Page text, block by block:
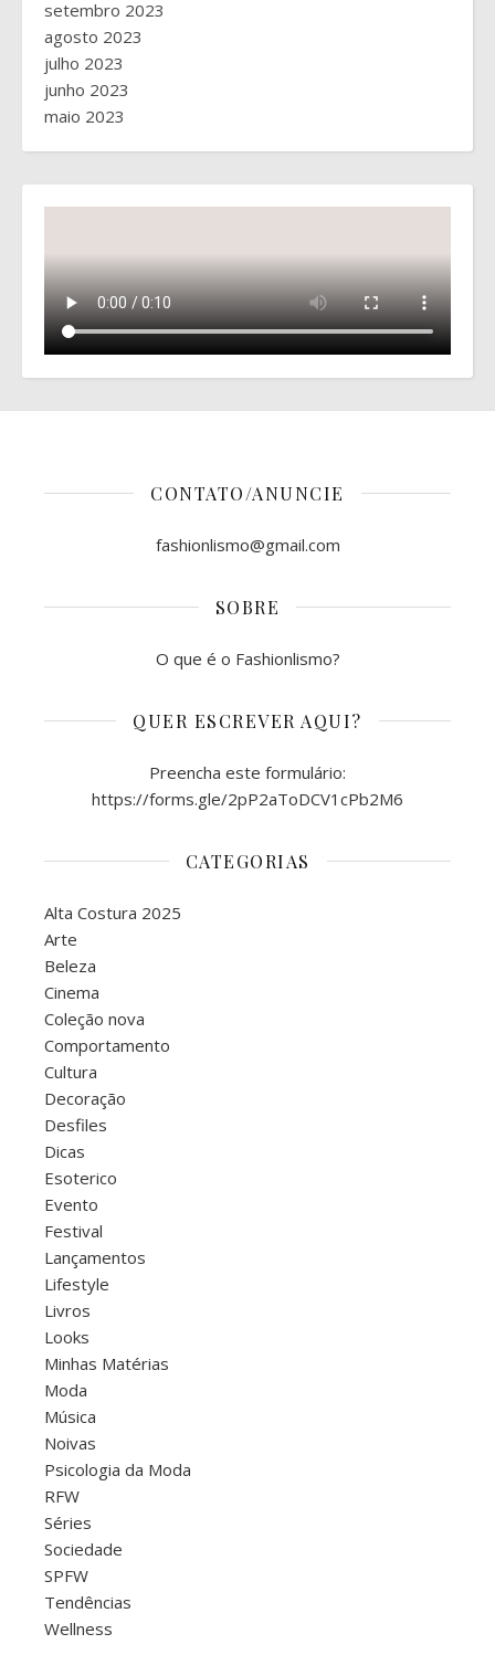
setembro 2023
agosto 2023
julho 2023
junho 2023
maio 2023
CONTATO/ANUNCIE
fashionlismo@gmail.com
SOBRE
O que é o Fashionlismo?
QUER ESCREVER AQUI?
Preencha este formulário:
https://forms.gle/2pP2aToDCV1cPb2M6
CATEGORIAS
Alta Costura 2025
Arte
Beleza
Cinema
Coleção nova
Comportamento
Cultura
Decoração
Desfiles
Dicas
Esoterico
Evento
Festival
Lançamentos
Lifestyle
Livros
Looks
Minhas Matérias
Moda
Música
Noivas
Psicologia da Moda
RFW
Séries
Sociedade
SPFW
Tendências
Wellness